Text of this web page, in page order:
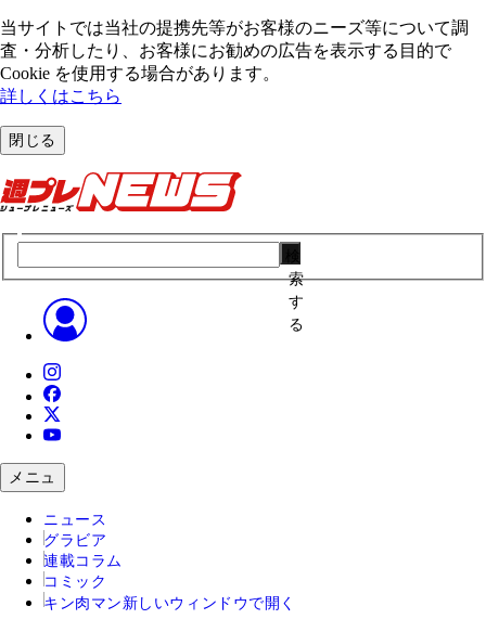
当サイトでは当社の提携先等がお客様のニーズ等について調
査・分析したり、お客様にお勧めの広告を表⽰する⽬的で
Cookie を使⽤する場合があります。
詳しくはこちら
閉じる
索
す
る
メニュ
ニュース
グラビア
連載コラム
コミック
キン肉マン 新しいウィンドウで開く